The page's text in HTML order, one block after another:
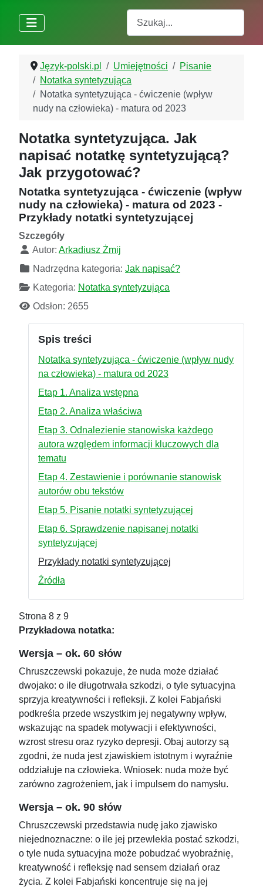
Język-polski.pl Umiejętności
Pisanie
Notatka syntetyzująca
Notatka syntetyzująca - ćwiczenie (wpływ
nudy na człowieka) - matura od 2023
Notatka syntetyzująca. Jak
napisać notatkę syntetyzującą?
Jak przygotować?
Notatka syntetyzująca - ćwiczenie (wpływ
nudy na człowieka) - matura od 2023 -
Przykłady notatki syntetyzującej
Szczegóły
Autor: Arkadiusz Żmij
Nadrzędna kategoria: Jak napisać?
Kategoria: Notatka syntetyzująca
Odsłon: 2655
Spis treści
Notatka syntetyzująca - ćwiczenie (wpływ nudy
na człowieka) - matura od 2023
Etap 1. Analiza wstępna
Etap 2. Analiza właściwa
Etap 3. Odnalezienie stanowiska każdego
autora względem informacji kluczowych dla
tematu
Etap 4. Zestawienie i porównanie stanowisk
autorów obu tekstów
Etap 5. Pisanie notatki syntetyzującej
Etap 6. Sprawdzenie napisanej notatki
syntetyzującej
Przykłady notatki syntetyzującej
Źródła
Strona 8 z 9
Przykładowa notatka:
Wersja – ok. 60 słów
Chruszczewski pokazuje, że nuda może działać
dwojako: o ile długotrwała szkodzi, o tyle sytuacyjna
sprzyja kreatywności i refleksji. Z kolei Fabjański
podkreśla przede wszystkim jej negatywny wpływ,
wskazując na spadek motywacji i efektywności,
wzrost stresu oraz ryzyko depresji. Obaj autorzy są
zgodni, że nuda jest zjawiskiem istotnym i wyraźnie
oddziałuje na człowieka. Wniosek: nuda może być
zarówno zagrożeniem, jak i impulsem do namysłu.
Wersja – ok. 90 słów
Chruszczewski przedstawia nudę jako zjawisko
niejednoznaczne: o ile jej przewlekła postać szkodzi,
o tyle nuda sytuacyjna może pobudzać wyobraźnię,
kreatywność i refleksję nad sensem działań oraz
życia. Z kolei Fabjański koncentruje się na jej